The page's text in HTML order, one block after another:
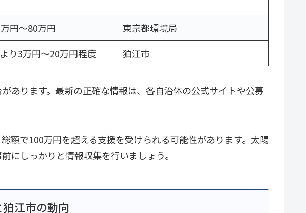
円〜80万円
東京都環境局
り3万円〜20万円程度 狛江市
あります。最新の正確な情報は、各自治体の公式サイトや公募
額で100万円を超える支援を受けられる可能性があります。太陽
にしっかりと情報収集を行いましょう。
江市の動向